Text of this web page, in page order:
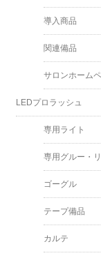
導入商品
関連備品
サロンホーム
LEDプロラッシュ
専用ライト
専用グルー・
ゴーグル
テープ備品
カルテ